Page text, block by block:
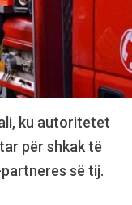
ku autoritetet
për shkak të
së tij.